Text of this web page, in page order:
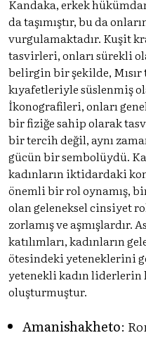
Kandaka, erkek
da taşımıştır, bu da
vurgulamaktadır. Kuşit
tasvirleri, onları sürekli
belirgin bir şekilde,
kıyafetleriyle süslenmiş
İkonografileri, onları
bir fiziğe sahip olarak
bir tercih değil, aynı
gücün bir sembolüydü.
kadınların iktidardaki
önemli bir rol oynamış,
olan geleneksel cinsiyet
zorlamış ve aşmışlardır.
katılımları, kadınların
ötesindeki yeteneklerini
yetenekli kadın liderlerin
oluşturmuştur.
Amanishakheto: